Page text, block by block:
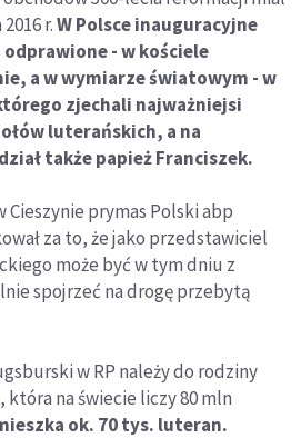
r.W Polsce inauguracyjne
- w kościele
a w wymiarze światowym - w
zjechali najważniejsi
luterańskich, a na
także papież Franciszek.
Cieszynie prymas Polski abp
za to, że jako przedstawiciel
może być w tym dniu z
spojrzeć na drogę przebytą
w RP należy do rodziny
która na świecie liczy 80 mln
ok. 70 tys. luteran.